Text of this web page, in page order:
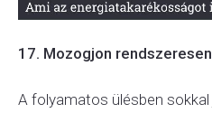
17. Mozogjon rendszeresen
A folyamatos ülésben